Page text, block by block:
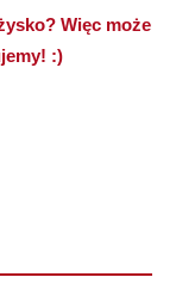
Więc może
:)